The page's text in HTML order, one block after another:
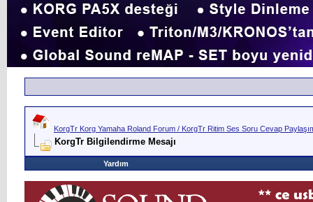
KorgTr Korg Yamaha Roland Forum / KorgTr Ritim Ses Soru Cevap
KorgTr Bilgilendirme Mesajı
Yardım